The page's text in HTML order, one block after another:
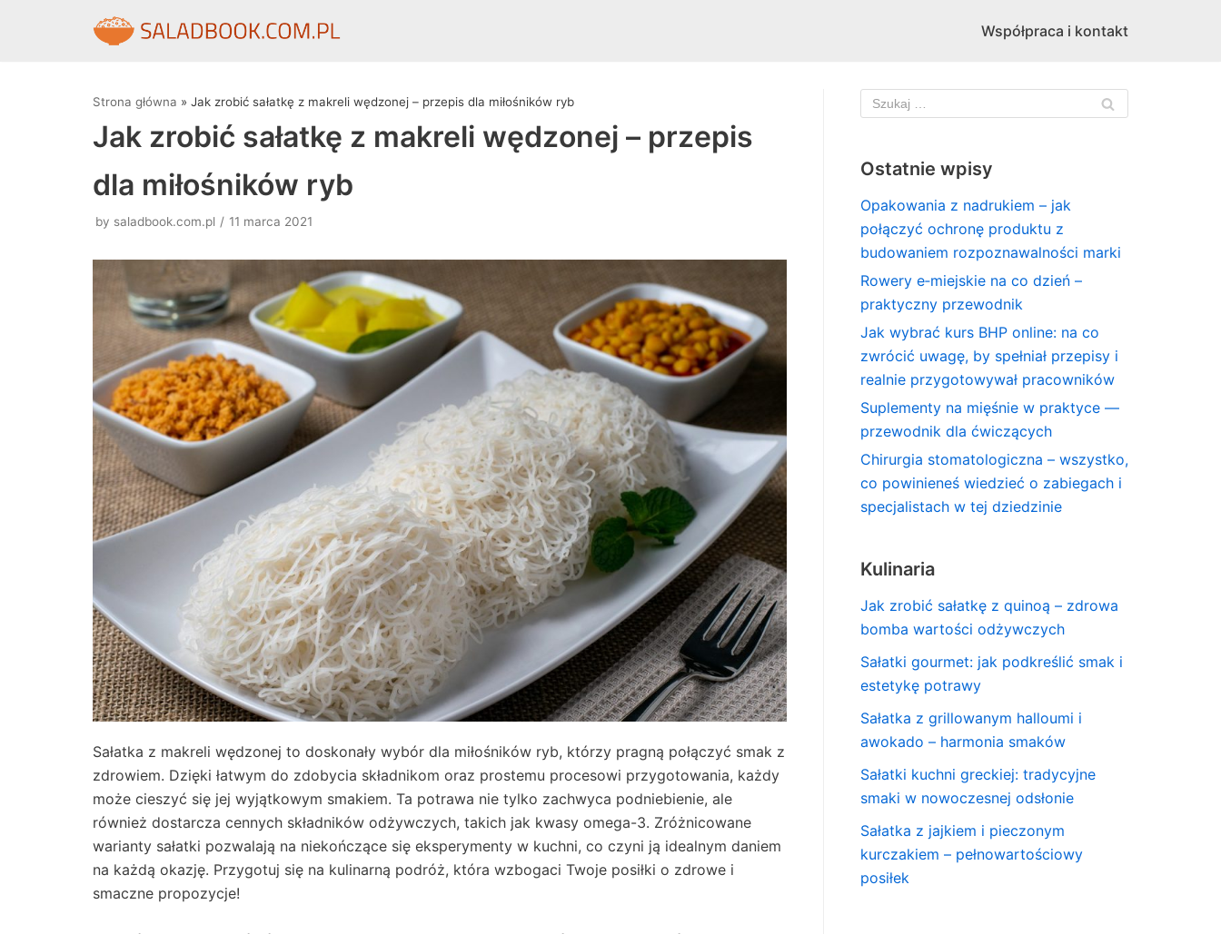
Współpraca i kontakt
Strona główna » Jak zrobić sałatkę z makreli wędzonej – przepis dla miłośników ryb
Jak zrobić sałatkę z makreli wędzonej – przepis
dla miłośników ryb
by saladbook.com.pl 11 marca 2021
Sałatka z makreli wędzonej to doskonały wybór dla miłośników ryb, którzy pragną połączyć smak z
zdrowiem. Dzięki łatwym do zdobycia składnikom oraz prostemu procesowi przygotowania, każdy
może cieszyć się jej wyjątkowym smakiem. Ta potrawa nie tylko zachwyca podniebienie, ale
również dostarcza cennych składników odżywczych, takich jak kwasy omega-3. Zróżnicowane
warianty sałatki pozwalają na niekończące się eksperymenty w kuchni, co czyni ją idealnym daniem
na każdą okazję. Przygotuj się na kulinarną podróż, która wzbogaci Twoje posiłki o zdrowe i
smaczne propozycje!
Ostatnie wpisy
Opakowania z nadrukiem – jak
połączyć ochronę produktu z
budowaniem rozpoznawalności marki
Rowery e‑miejskie na co dzień –
praktyczny przewodnik
Jak wybrać kurs BHP online: na co
zwrócić uwagę, by spełniał przepisy i
realnie przygotowywał pracowników
Suplementy na mięśnie w praktyce —
przewodnik dla ćwiczących
Chirurgia stomatologiczna – wszystko,
co powinieneś wiedzieć o zabiegach i
specjalistach w tej dziedzinie
Kulinaria
Jak zrobić sałatkę z quinoą – zdrowa
bomba wartości odżywczych
Sałatki gourmet: jak podkreślić smak i
estetykę potrawy
Sałatka z grillowanym halloumi i
awokado – harmonia smaków
Sałatki kuchni greckiej: tradycyjne
smaki w nowoczesnej odsłonie
Sałatka z jajkiem i pieczonym
kurczakiem – pełnowartościowy
posiłek